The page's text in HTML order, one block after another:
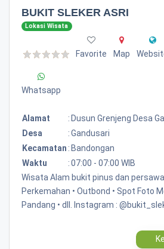
BUKIT SLEKER ASRI
Lokasi Wisata
Favorite Map
Whatsapp
Alamat : Dusun Grenjeng Desa
Desa
:Gandusari
Kecamatan : Bandongan
Waktu
:07:00 - 07:00 WIB
Wisata Alam bukit pinus dan
Perkemahan • Outbond • Spot Foto
Pandang • dll. Instagram :